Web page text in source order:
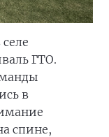
ГТО.
в
спине,